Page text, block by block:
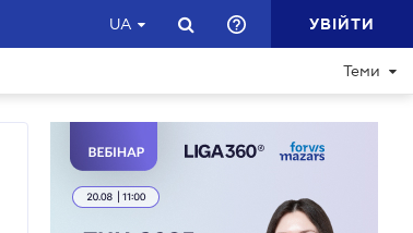
UA УВІЙТИ
Теми